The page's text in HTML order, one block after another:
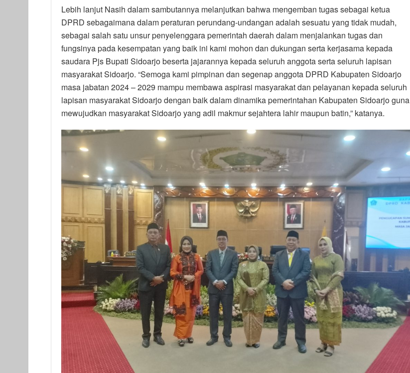
Lebih lanjut Nasih dalam sambutannya melanjutkan bahwa mengemban tugas sebagai ketua
DPRD sebagaimana dalam peraturan perundang-undangan adalah sesuatu yang tidak mudah,
sebagai salah satu unsur penyelenggara pemerintah daerah dalam menjalankan tugas dan
fungsinya pada kesempatan yang baik ini kami mohon dan dukungan serta kerjasama kepada
saudara Pjs Bupati Sidoarjo beserta jajarannya kepada seluruh anggota serta seluruh lapisan
masyarakat Sidoarjo. “Semoga kami pimpinan dan segenap anggota DPRD Kabupaten Sidoarjo
masa jabatan 2024 – 2029 mampu membawa aspirasi masyarakat dan pelayanan kepada seluruh
lapisan masyarakat Sidoarjo dengan baik dalam dinamika pemerintahan Kabupaten Sidoarjo guna
mewujudkan masyarakat Sidoarjo yang adil makmur sejahtera lahir maupun batin,” katanya.